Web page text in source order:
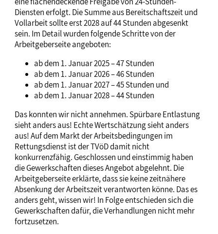
Diensten erfolgt. Die Summe aus Bereitschaftszeit und
Vollarbeit sollte erst 2028 auf 44 Stunden abgesenkt
sein. Im Detail wurden folgende Schritte von der
Arbeitgeberseite angeboten:
ab dem 1. Januar 2025 – 47 Stunden
ab dem 1. Januar 2026 – 46 Stunden
ab dem 1. Januar 2027 – 45 Stunden und
ab dem 1. Januar 2028 – 44 Stunden
Das konnten wir nicht annehmen. Spürbare Entlastung
sieht anders aus! Echte Wertschätzung sieht anders
aus! Auf dem Markt der Arbeitsbedingungen im
Rettungsdienst ist der TVöD damit nicht
konkurrenzfähig. Geschlossen und einstimmig haben
die Gewerkschaften dieses Angebot abgelehnt. Die
Arbeitgeberseite erklärte, dass sie keine zeitnähere
Absenkung der Arbeitszeit verantworten könne. Das es
anders geht, wissen wir! In Folge entschieden sich die
Gewerkschaften dafür, die Verhandlungen nicht mehr
fortzusetzen.